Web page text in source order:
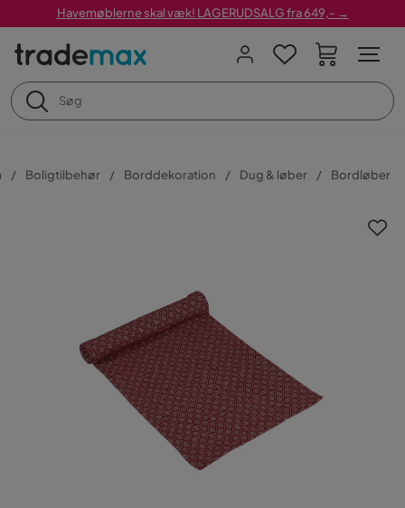
Havemøblerne skal væk! LAGERUDSALG fra 649,- →
Boligtilbehør Borddekoration Dug & løber Bordløber